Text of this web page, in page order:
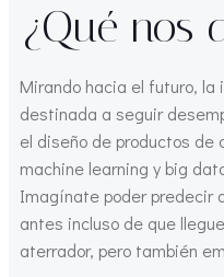
¿Qué nos
Mirando hacia el futuro,
destinada a seguir
el diseño de productos de
machine learning y big
Imagínate poder predecir
antes incluso de que
aterrador, pero también